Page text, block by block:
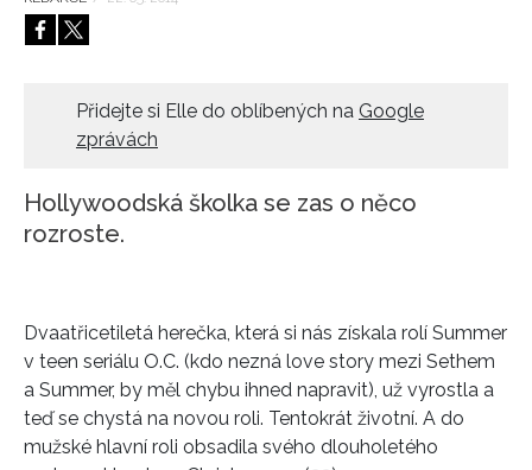
HOME
Přidejte si Elle do oblíbených na Google
zprávách
Hollywoodská školka se zas o něco
rozroste.
Dvaatřicetiletá herečka, která si nás získala rolí Summer
v teen seriálu O.C. (kdo nezná love story mezi Sethem
a Summer, by měl chybu ihned napravit), už vyrostla a
teď se chystá na novou roli. Tentokrát životní. A do
mužské hlavní roli obsadila svého dlouholetého